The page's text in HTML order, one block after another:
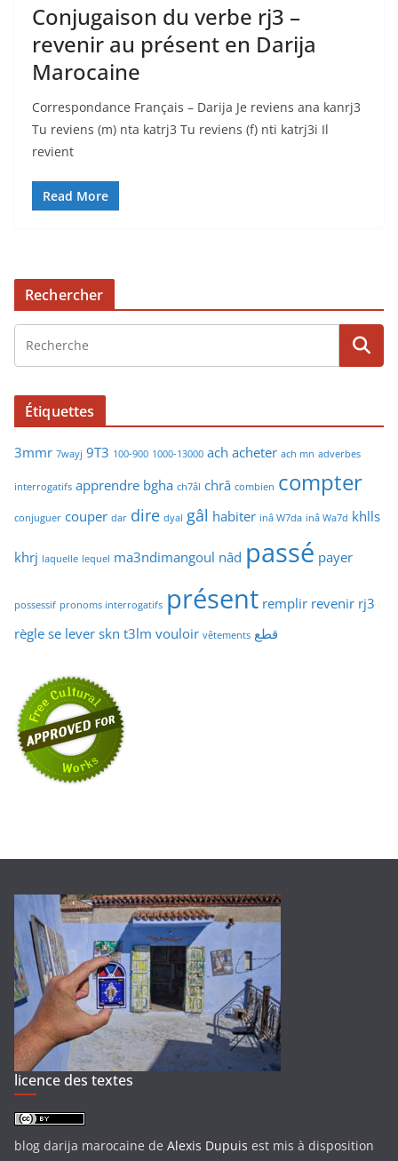
Conjugaison du verbe rj3 –
revenir au présent en Darija
Marocaine
Correspondance Français – Darija Je reviens ana kanrj3
Tu reviens (m) nta katrj3 Tu reviens (f) nti katrj3i Il
revient
Read More
Rechercher
Étiquettes
3mmr 7wayj 9T3 100-900 1000-13000 ach acheter ach mn adverbes
interrogatifs apprendre bgha ch7âl chrâ combien compter
conjuguer couper dar dire dyal gâl habiter inâ W7da inâ Wa7d khlls
khrj laquelle lequel ma3ndimangoul nâd passé payer
possessif pronoms interrogatifs présent remplir revenir rj3
règle se lever skn t3lm vouloir vêtements قطع
licence des textes
blog darija marocaine de Alexis Dupuis est mis à disposition